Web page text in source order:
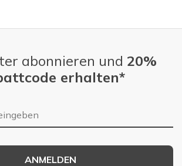
abonnieren und 20%
erhalten*
ANMELDEN